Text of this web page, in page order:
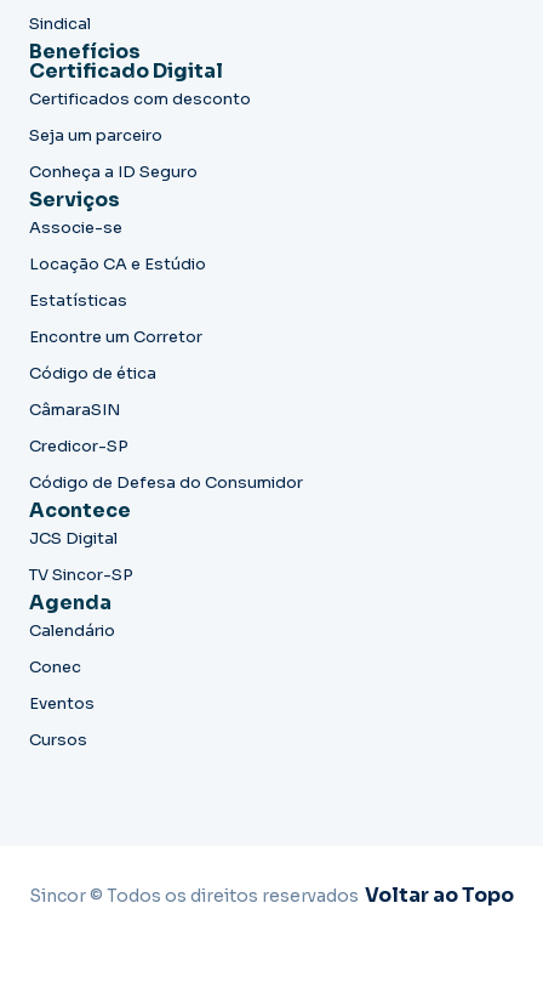
Sindical
Benefícios
Certificado Digital
Certificados com desconto
Seja um parceiro
Conheça a ID Seguro
Serviços
Associe-se
Locação CA e Estúdio
Estatísticas
Encontre um Corretor
Código de ética
CâmaraSIN
Credicor-SP
Código de Defesa do Consumidor
Acontece
JCS Digital
TV Sincor-SP
Agenda
Calendário
Conec
Eventos
Cursos
Sincor © Todos os direitos reservados Voltar ao Topo